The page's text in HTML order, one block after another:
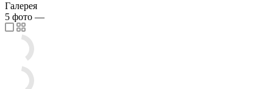
Галерея
5 фото —